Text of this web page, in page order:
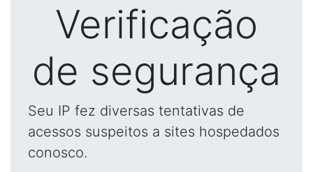
Verificação
de segurança
Seu IP fez diversas tentativas de
acessos suspeitos a sites hospedados
conosco.